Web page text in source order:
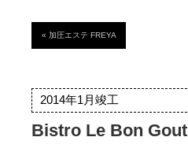
« 加圧エステ FREYA
2014年1月竣工
Bistro Le Bon Gout